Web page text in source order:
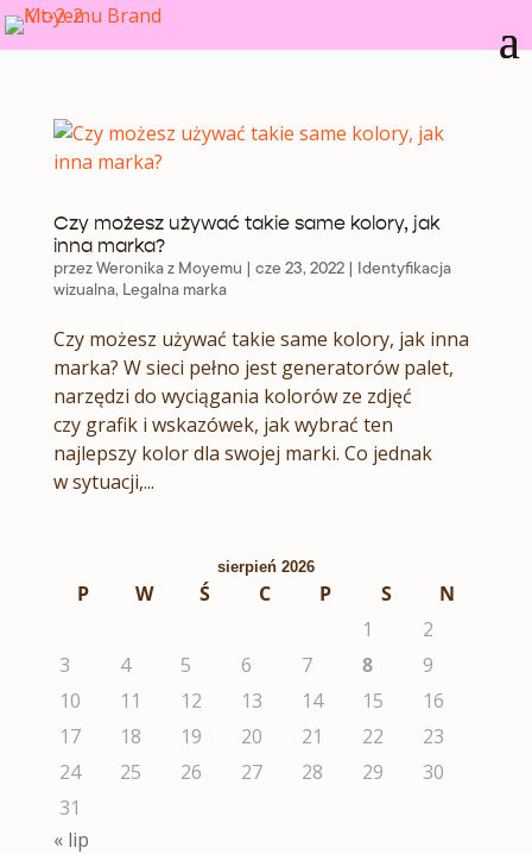
Czy możesz używać takie same kolory, jak
inna marka?
przezWeronika z Moyemu | cze 23, 2022| Identyfikacja
wizualna, Legalna marka
Czy możesz używać takie same kolory, jak inna
marka? W sieci pełno jest generatorów palet,
narzędzi do wyciągania kolorów ze zdjęć
czy grafik i wskazówek, jak wybrać ten
najlepszy kolor dla swojej marki. Co jednak
w sytuacji,...
sierpień 2026
P W Ś C P S
N
1
2
3
4 5 6 7 8
9
10
11 12 13 14 15
16
17
18 19 20 21 22
23
24
25 26 27 28 29
30
31
« lip